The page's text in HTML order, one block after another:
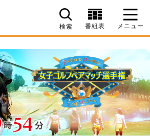
検索 番組表 メニュー